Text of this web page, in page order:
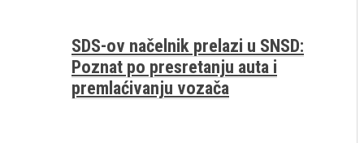
SDS-ov načelnik prelazi u SNSD:
Poznat po presretanju auta i
premlaćivanju vozača